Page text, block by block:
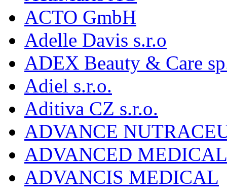
ACTO GmbH
Adelle Davis s.r.o
ADEX Beauty & Care
Adiel s.r.o.
Aditiva CZ s.r.o.
ADVANCE
ADVANCED
ADVANCIS MEDICAL